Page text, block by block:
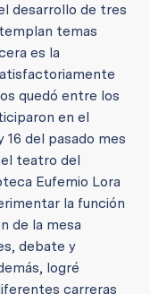
desarrollo de tres
temas
es la
quedó entre los
en el
16 del pasado mes
teatro del
Eufemio Lora
la función
de la mesa
debate y
logré
carreras